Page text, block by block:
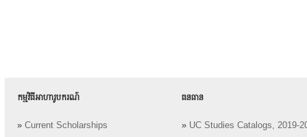
កម្មវិធីអាហារូបករណ៍
» Current Scholarships
ធនធាន
» UC Studies Catalogs, 2019-